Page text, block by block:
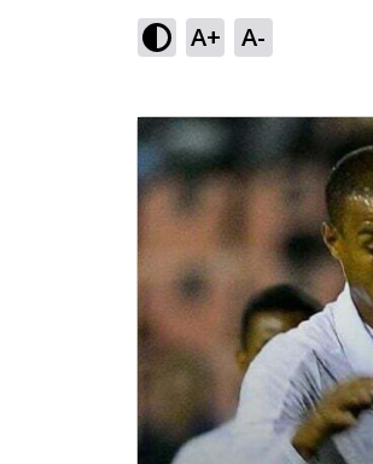
A+ A-